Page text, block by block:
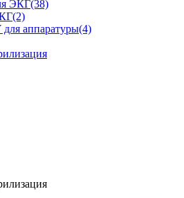
ЭКГ(38)
(2)
аппаратуры(4)